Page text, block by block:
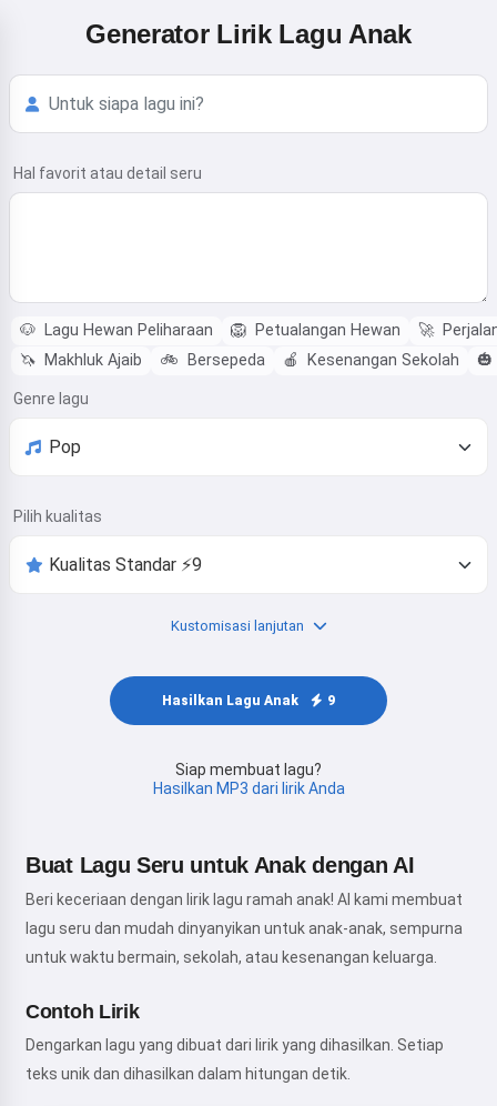
Generator Lirik Lagu Anak
Hal favorit atau detail seru
🐶 Lagu Hewan Peliharaan 🦁 Petualangan Hewan 🚀
🦄 Makhluk Ajaib 🚲 Bersepeda 🍎 Kesenangan Sekolah 🎃
Genre lagu
Pilih kualitas
Kustomisasi lanjutan
Hasilkan Lagu Anak 9
Siap membuat lagu?
Hasilkan MP3 dari lirik Anda
Buat Lagu Seru untuk Anak dengan AI
Beri keceriaan dengan lirik lagu ramah anak! AI kami membuat
lagu seru dan mudah dinyanyikan untuk anak-anak, sempurna
untuk waktu bermain, sekolah, atau kesenangan keluarga.
Contoh Lirik
Dengarkan lagu yang dibuat dari lirik yang dihasilkan. Setiap
teks unik dan dihasilkan dalam hitungan detik.